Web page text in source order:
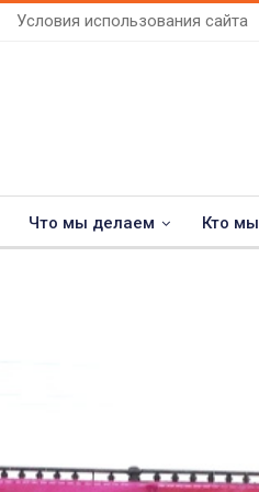
Условия использования сайта
Что мы делаем Кто мы